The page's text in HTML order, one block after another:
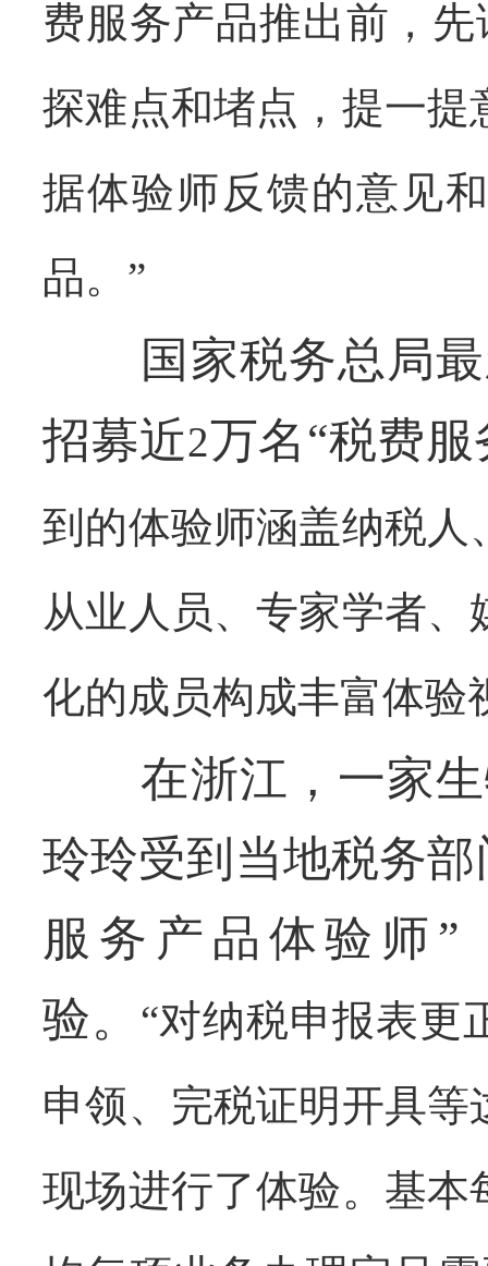
费服务产品推出前，先
探难点和堵点，提一
据体验师反馈的意见
品。”
国家税务总局最
招募近2万名“税费
到的体验师涵盖纳税
从业人员、专家学者
化的成员构成丰富体验
在浙江，一家生
玲玲受到当地税务
服务产品体验师
验。
“对纳税申报表更
申领、完税证明开具
现场进行了体验。基